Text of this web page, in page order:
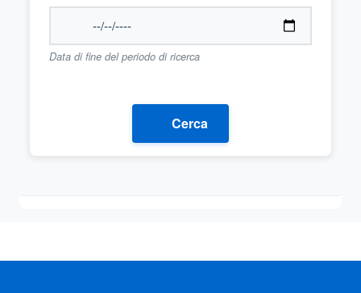
Data di fine del periodo di ricerca
Cerca